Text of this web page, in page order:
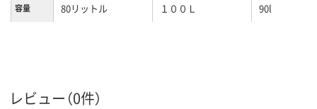
容量 80リットル １００Ｌ 90l
レビュー（0件）